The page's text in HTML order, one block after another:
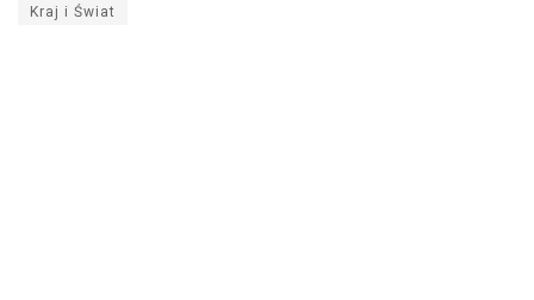
Kraj i Świat